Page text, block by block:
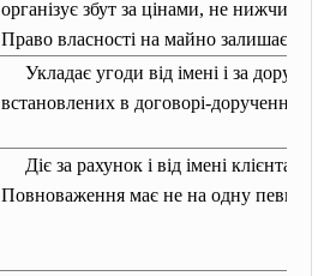
організує збут за цінами, не нижчими
Право власності на майно залишається
Укладає угоди від імені і за
встановлених в договорі-дорученні
Діє за рахунок і від імені клієнта на
Повноваження має не на одну певну